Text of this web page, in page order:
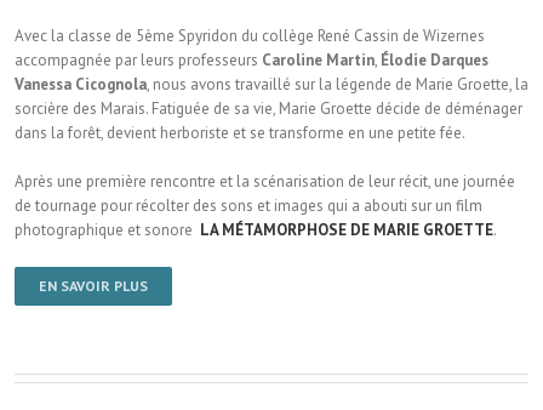
Avec la classe de 5ème Spyridon du collège René Cassin de Wizernes
accompagnée par leurs professeurs Caroline Martin, Élodie Darques
Vanessa Cicognola, nous avons travaillé sur la légende de Marie Groette, la
sorcière des Marais. Fatiguée de sa vie, Marie Groette décide de déménager
dans la forêt, devient herboriste et se transforme en une petite fée.
Après une première rencontre et la scénarisation de leur récit, une journée
de tournage pour récolter des sons et images qui a abouti sur un film
photographique et sonore LA MÉTAMORPHOSE DE MARIE GROETTE.
EN SAVOIR PLUS